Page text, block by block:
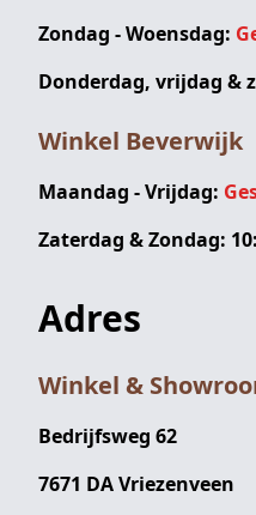
Zondag - Woensdag:
Donderdag, vrijdag &
Winkel Beverwijk
Maandag - Vrijdag:
Zaterdag & Zondag:
Adres
Winkel &
Bedrijfsweg 62
7671 DA Vriezenveen